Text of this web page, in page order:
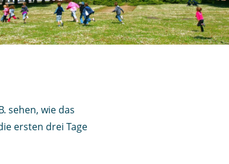
sehen, wie das
ersten drei Tage